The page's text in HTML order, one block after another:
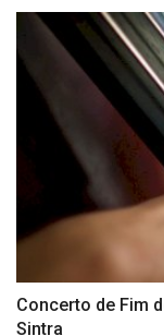
Concerto de Fim
Sintra